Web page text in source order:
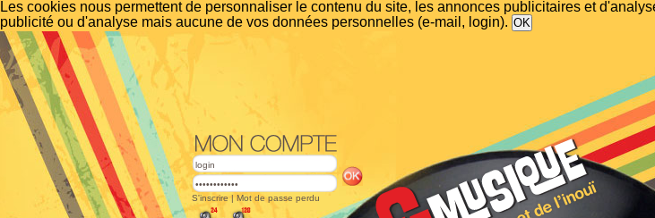
Les cookies nous permettent de personnaliser le contenu du site, les annonces publicitaires et
publicité ou d'analyse mais aucune de vos données personnelles (e-mail, login).
S'inscrire | Mot de passe perdu